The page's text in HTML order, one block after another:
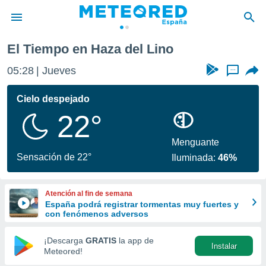
de
por
se
calidad.
a este
las
y
forma
digital
basada
El Tiempo en Haza del Lino
05:28 Jueves ...
Cielo despejado
22°
Sensación de 22°
Menguante
Iluminada:46%
Atención al fin de semana
España podrá registrar tormentas muy fuertes y
con fenómenos adversos
¡Descarga GRATIS la app de
Meteored!
Instalar